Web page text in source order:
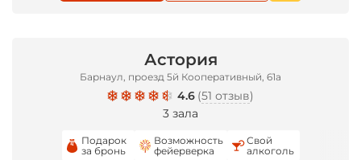
Астория
Барнаул, проезд 5й Кооперативный, 61а
4.6 (51 отзыв)
3 зала
Подарок
за бронь
Возможность
фейерверка
Свой
алкоголь